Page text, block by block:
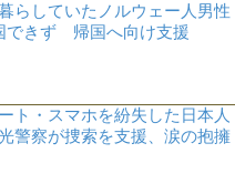
らしていたノルウェー人男性
できず 帰国へ向け支援
ト・スマホを紛失した日本人
警察が捜索を支援、涙の抱擁